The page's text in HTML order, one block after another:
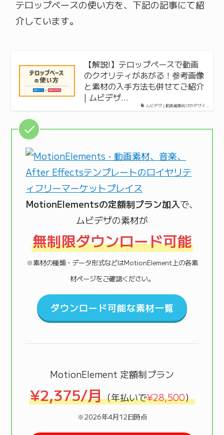
テロップベースの使い方を、下記の記事にて紹
介しています。
ムビデザ | 動画編集向けのデザイ…
【解説!】テロップペースで動画
のクオリティがあがる！参考画像
と素材の入手方法も併せてご紹介
| ムビデザ…
MotionElementsの定額制プラン加入で、
ムビデザの素材が
無制限ダウンロード可能
※素材の種類・データ形式などはMotionElement上の各素
材ページをご確認ください。
ダウンロード可能な素材一覧
MotionElement 定額制プラン
¥2,375/月（年払いで¥28,500）
※2026年4月12日時点